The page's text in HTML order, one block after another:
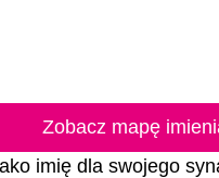
Zobacz mapę
imię dla swojego